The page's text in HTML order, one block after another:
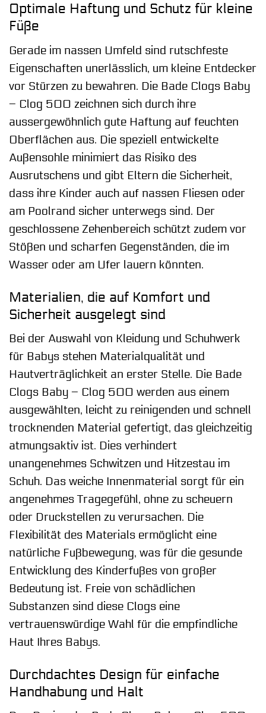
Optimale Haftung und Schutz für kleine
Füße
Gerade im nassen Umfeld sind rutschfeste
Eigenschaften unerlässlich, um kleine Entdecker
vor Stürzen zu bewahren. Die Bade Clogs Baby
– Clog 500 zeichnen sich durch ihre
aussergewöhnlich gute Haftung auf feuchten
Oberflächen aus. Die speziell entwickelte
Außensohle minimiert das Risiko des
Ausrutschens und gibt Eltern die Sicherheit,
dass ihre Kinder auch auf nassen Fliesen oder
am Poolrand sicher unterwegs sind. Der
geschlossene Zehenbereich schützt zudem vor
Stößen und scharfen Gegenständen, die im
Wasser oder am Ufer lauern könnten.
Materialien, die auf Komfort und
Sicherheit ausgelegt sind
Bei der Auswahl von Kleidung und Schuhwerk
für Babys stehen Materialqualität und
Hautverträglichkeit an erster Stelle. Die Bade
Clogs Baby – Clog 500 werden aus einem
ausgewählten, leicht zu reinigenden und schnell
trocknenden Material gefertigt, das gleichzeitig
atmungsaktiv ist. Dies verhindert
unangenehmes Schwitzen und Hitzestau im
Schuh. Das weiche Innenmaterial sorgt für ein
angenehmes Tragegefühl, ohne zu scheuern
oder Druckstellen zu verursachen. Die
Flexibilität des Materials ermöglicht eine
natürliche Fußbewegung, was für die gesunde
Entwicklung des Kinderfußes von großer
Bedeutung ist. Freie von schädlichen
Substanzen sind diese Clogs eine
vertrauenswürdige Wahl für die empfindliche
Haut Ihres Babys.
Durchdachtes Design für einfache
Handhabung und Halt